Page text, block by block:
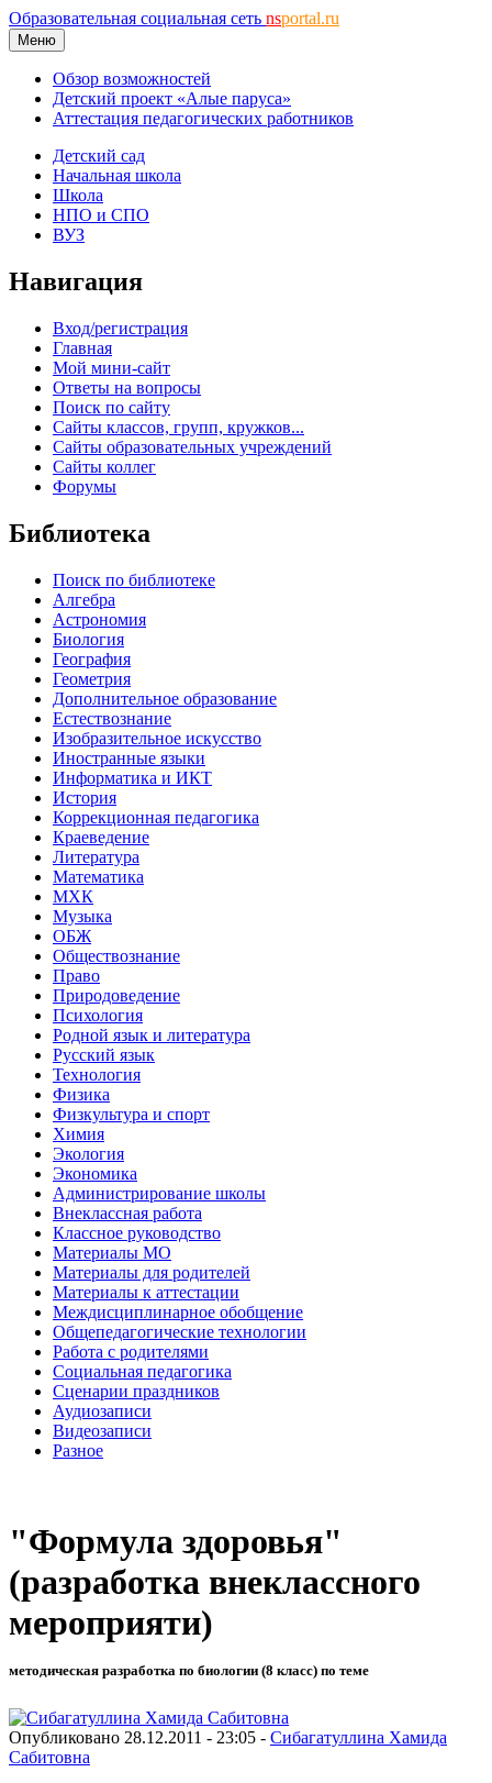
Образовательная социальная сеть nsportal.ru
Меню
Обзор возможностей
Детский проект «Алые паруса»
Аттестация педагогических работников
Детский сад
Начальная школа
Школа
НПО и СПО
ВУЗ
Навигация
Вход/регистрация
Главная
Мой мини-сайт
Ответы на вопросы
Поиск по сайту
Сайты классов, групп, кружков...
Сайты образовательных учреждений
Сайты коллег
Форумы
Библиотека
Поиск по библиотеке
Алгебра
Астрономия
Биология
География
Геометрия
Дополнительное образование
Естествознание
Изобразительное искусство
Иностранные языки
Информатика и ИКТ
История
Коррекционная педагогика
Краеведение
Литература
Математика
МХК
Музыка
ОБЖ
Обществознание
Право
Природоведение
Психология
Родной язык и литература
Русский язык
Технология
Физика
Физкультура и спорт
Химия
Экология
Экономика
Администрирование школы
Внеклассная работа
Классное руководство
Материалы МО
Материалы для родителей
Материалы к аттестации
Междисциплинарное обобщение
Общепедагогические технологии
Работа с родителями
Социальная педагогика
Сценарии праздников
Аудиозаписи
Видеозаписи
Разное
"Формула здоровья"
(разработка внеклассного
мероприяти)
методическая разработка по биологии (8 класс) по теме
Опубликовано 28.12.2011 - 23:05 - Сибагатуллина Хамида
Сабитовна